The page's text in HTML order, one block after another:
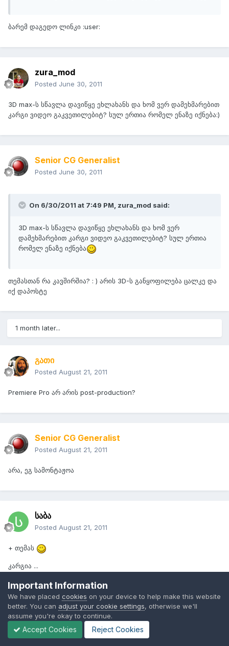
ბარემ დაგედო ლინკი :user:
zura_mod
Posted June 30, 2011
3D max-ს სწავლა დავიწყე ეხლახანს და ხომ ვერ დამეხმარებით
კარგი ვიდეო გაკვეთილებიტ? სულ ერთია რომელ ენაზე იქნება:)
Senior CG Generalist
Posted June 30, 2011
On 6/30/2011 at 7:49 PM, zura_mod said:
3D max-ს სწავლა დავიწყე ეხლახანს და ხომ ვერ
დამეხმარებით კარგი ვიდეო გაკვეთილებიტ? სულ ერთია
რომელ ენაზე იქნება
თემასთან რა კავშირშია? : ) არის 3D-ს განყოფილება ცალკე და
იქ დაპოსტე
1 month later...
გათი
Posted August 21, 2011
Premiere Pro არ არის post-production?
Senior CG Generalist
Posted August 21, 2011
არა, ეგ სამონტაჟოა
საბა
Posted August 21, 2011
+ თემას
კარგია ...
Opiumiii
PostedAugust 28, 2011
Important Information
We have placed cookies on your device to help make this website
better. You can adjust your cookie settings, otherwise we'll
assume you're okay to continue.
Accept Cookies Reject Cookies